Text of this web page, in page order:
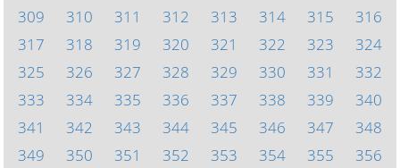
309
310 311 312 313 314 315
316
317
318 319 320 321 322 323
324
325
326 327 328 329 330 331
332
333
334 335 336 337 338 339
340
341
342 343 344 345 346 347
348
349
350 351 352 353 354 355 356